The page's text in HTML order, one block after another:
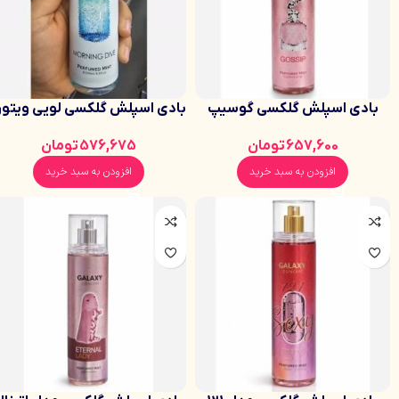
بادی اسپلش گلکسی گوسیپ
حجم 250 میل
657,600تومان
افزودن به سبد خرید
بادی اسپلش گلکسی لویی
ای مناسب آقایان و خانمها
576,675تومان
افزودن به سبد خرید